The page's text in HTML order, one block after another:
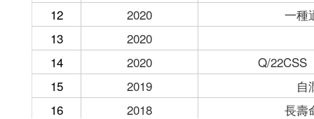
12
2020
一種
13
2020
14
2020
Q/
15
2019
自
16
2018
長壽